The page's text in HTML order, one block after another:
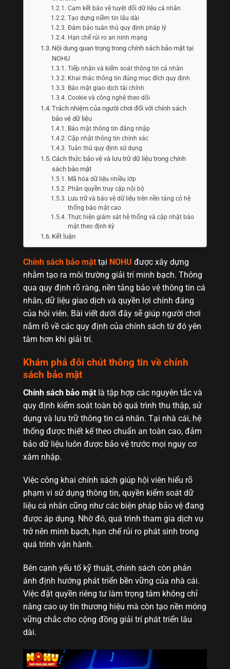
Cam kết bảo vệ tuyệt đối dữ liệu cá nhân
Tạo dựng niềm tin lâu dài
Đảm bảo tuân thủ quy định pháp lý
Hạn chế rủi ro an ninh mạng
Nội dung quan trọng trong chính sách bảo mật tại
NOHU
Tiếp nhận và kiểm soát thông tin cá nhân
Khai thác thông tin đúng mục đích quy định
Bảo mật giao dịch tài chính
Cookie và công nghệ theo dõi
Trách nhiệm của người chơi đối với chính sách
bảo vệ dữ liệu
Bảo mật thông tin đăng nhập
Cập nhật thông tin chính xác
Tuân thủ quy định sử dụng
Cách thức bảo vệ và lưu trữ dữ liệu trong chính
sách bảo mật
Mã hóa dữ liệu nhiều lớp
Phân quyền truy cập nội bộ
Lưu trữ và bảo vệ dữ liệu trên nền tảng có hệ
thống bảo mật cao
Thực hiện giám sát hệ thống và cập nhật bảo
mật theo định kỳ
Kết luận
Chính sách bảo mật tại NOHU được xây dựng
nhằm tạo ra môi trường giải trí minh bạch. Thông
qua quy định rõ ràng, nền tảng bảo vệ thông tin cá
nhân, dữ liệu giao dịch và quyền lợi chính đáng
của hội viên. Bài viết dưới đây sẽ giúp người chơi
nắm rõ về các quy định của chính sách từ đó yên
tâm hơn khi giải trí.
Khám phá đôi chút thông tin về chính
sách bảo mật
Chính sách bảo mật là tập hợp các nguyên tắc và
quy định kiểm soát toàn bộ quá trình thu thập, sử
dụng và lưu trữ thông tin cá nhân. Tại nhà cái, hệ
thống được thiết kế theo chuẩn an toàn cao, đảm
bảo dữ liệu luôn được bảo vệ trước mọi nguy cơ
xâm nhập.
Việc công khai chính sách giúp hội viên hiểu rõ
phạm vi sử dụng thông tin, quyền kiểm soát dữ
liệu cá nhân cũng như các biện pháp bảo vệ đang
được áp dụng. Nhờ đó, quá trình tham gia dịch vụ
trở nên minh bạch, hạn chế rủi ro phát sinh trong
quá trình vận hành.
Bên cạnh yếu tố kỹ thuật, chính sách còn phản
ánh định hướng phát triển bền vững của nhà cái.
Việc đặt quyền riêng tư làm trọng tâm không chỉ
nâng cao uy tín thương hiệu mà còn tạo nền móng
vững chắc cho cộng đồng giải trí phát triển lâu
dài.